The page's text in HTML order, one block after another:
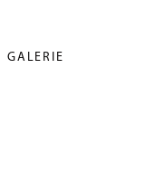
GALERIE